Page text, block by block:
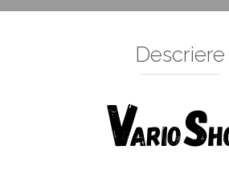
Descriere